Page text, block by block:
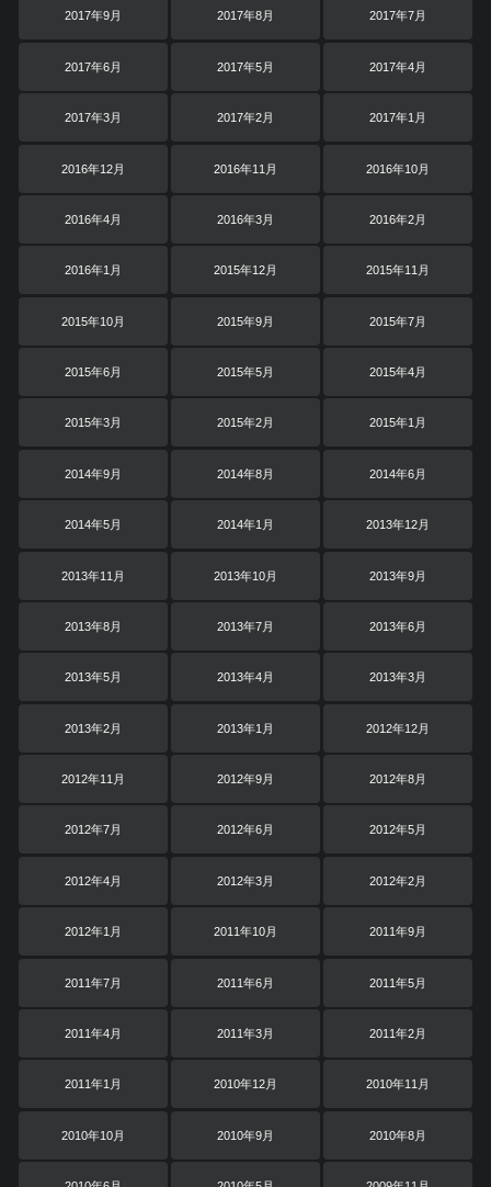
2017年9月 2017年8月 2017年7月
2017年6月 2017年5月 2017年4月
2017年3月 2017年2月 2017年1月
2016年12月 2016年11月 2016年10月
2016年4月 2016年3月 2016年2月
2016年1月 2015年12月 2015年11月
2015年10月 2015年9月 2015年7月
2015年6月 2015年5月 2015年4月
2015年3月 2015年2月 2015年1月
2014年9月 2014年8月 2014年6月
2014年5月 2014年1月 2013年12月
2013年11月 2013年10月 2013年9月
2013年8月 2013年7月 2013年6月
2013年5月 2013年4月 2013年3月
2013年2月 2013年1月 2012年12月
2012年11月 2012年9月 2012年8月
2012年7月 2012年6月 2012年5月
2012年4月 2012年3月 2012年2月
2012年1月 2011年10月 2011年9月
2011年7月 2011年6月 2011年5月
2011年4月 2011年3月 2011年2月
2011年1月 2010年12月 2010年11月
2010年10月 2010年9月 2010年8月